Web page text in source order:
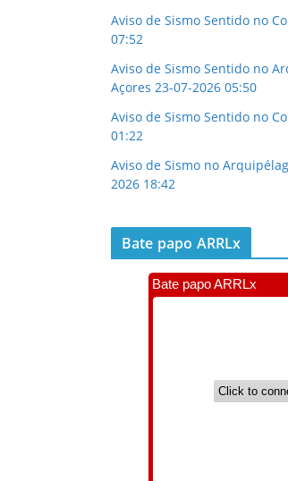
Aviso de Sismo Sentido no
07:52
Aviso de Sismo Sentido no
Açores 23-07-2026 05:50
Aviso de Sismo Sentido no
01:22
Aviso de Sismo no
2026 18:42
Bate papo ARRLx